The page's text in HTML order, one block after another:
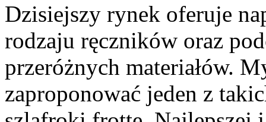
Dzisiejszy rynek oferuje
rodzaju ręczników oraz
przeróżnych materiałów.
zaproponować jeden z